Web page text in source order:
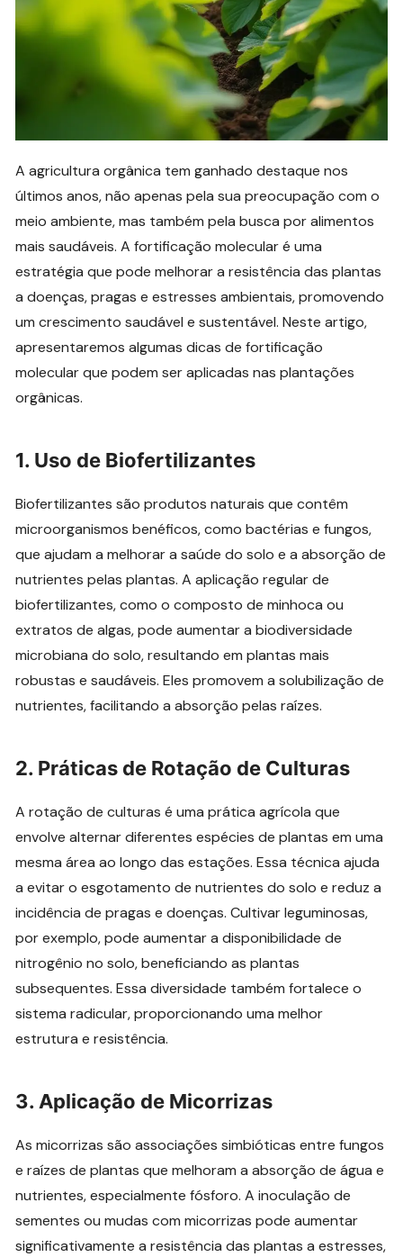
A agricultura orgânica tem ganhado destaque nos
últimos anos, não apenas pela sua preocupação com o
meio ambiente, mas também pela busca por alimentos
mais saudáveis. A fortificação molecular é uma
estratégia que pode melhorar a resistência das plantas
a doenças, pragas e estresses ambientais, promovendo
um crescimento saudável e sustentável. Neste artigo,
apresentaremos algumas dicas de fortificação
molecular que podem ser aplicadas nas plantações
orgânicas.
1. Uso de Biofertilizantes
Biofertilizantes são produtos naturais que contêm
microorganismos benéficos, como bactérias e fungos,
que ajudam a melhorar a saúde do solo e a absorção de
nutrientes pelas plantas. A aplicação regular de
biofertilizantes, como o composto de minhoca ou
extratos de algas, pode aumentar a biodiversidade
microbiana do solo, resultando em plantas mais
robustas e saudáveis. Eles promovem a solubilização de
nutrientes, facilitando a absorção pelas raízes.
2. Práticas de Rotação de Culturas
A rotação de culturas é uma prática agrícola que
envolve alternar diferentes espécies de plantas em uma
mesma área ao longo das estações. Essa técnica ajuda
a evitar o esgotamento de nutrientes do solo e reduz a
incidência de pragas e doenças. Cultivar leguminosas,
por exemplo, pode aumentar a disponibilidade de
nitrogênio no solo, beneficiando as plantas
subsequentes. Essa diversidade também fortalece o
sistema radicular, proporcionando uma melhor
estrutura e resistência.
3. Aplicação de Micorrizas
As micorrizas são associações simbióticas entre fungos
e raízes de plantas que melhoram a absorção de água e
nutrientes, especialmente fósforo. A inoculação de
sementes ou mudas com micorrizas pode aumentar
significativamente a resistência das plantas a estresses,